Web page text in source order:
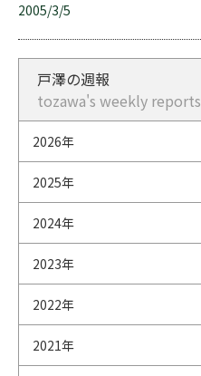
2005/3/5
戸澤の週報
tozawa's weekly reports
2026年
2025年
2024年
2023年
2022年
2021年